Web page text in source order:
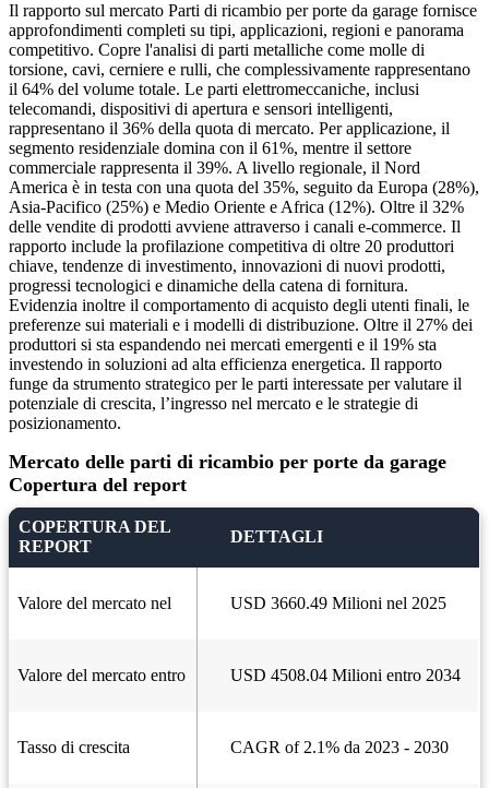
Il rapporto sul mercato Parti di ricambio per porte da garage fornisce
approfondimenti completi su tipi, applicazioni, regioni e panorama
competitivo. Copre l'analisi di parti metalliche come molle di
torsione, cavi, cerniere e rulli, che complessivamente rappresentano
il 64% del volume totale. Le parti elettromeccaniche, inclusi
telecomandi, dispositivi di apertura e sensori intelligenti,
rappresentano il 36% della quota di mercato. Per applicazione, il
segmento residenziale domina con il 61%, mentre il settore
commerciale rappresenta il 39%. A livello regionale, il Nord
America è in testa con una quota del 35%, seguito da Europa (28%),
Asia-Pacifico (25%) e Medio Oriente e Africa (12%). Oltre il 32%
delle vendite di prodotti avviene attraverso i canali e-commerce. Il
rapporto include la profilazione competitiva di oltre 20 produttori
chiave, tendenze di investimento, innovazioni di nuovi prodotti,
progressi tecnologici e dinamiche della catena di fornitura.
Evidenzia inoltre il comportamento di acquisto degli utenti finali, le
preferenze sui materiali e i modelli di distribuzione. Oltre il 27% dei
produttori si sta espandendo nei mercati emergenti e il 19% sta
investendo in soluzioni ad alta efficienza energetica. Il rapporto
funge da strumento strategico per le parti interessate per valutare il
potenziale di crescita, l’ingresso nel mercato e le strategie di
posizionamento.
Mercato delle parti di ricambio per porte da garage
Copertura del report
COPERTURA DEL
REPORT
DETTAGLI
Valore del mercato nel USD 3660.49 Milioni nel 2025
Valore del mercato entro USD 4508.04 Milioni entro 2034
Tasso di crescita CAGR of 2.1% da 2023 - 2030